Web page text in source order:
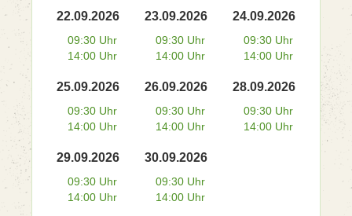
22.09.2026
09:30 Uhr
14:00 Uhr
23.09.2026
09:30 Uhr
14:00 Uhr
24.09.2026
09:30 Uhr
14:00 Uhr
25.09.2026
09:30 Uhr
14:00 Uhr
26.09.2026
09:30 Uhr
14:00 Uhr
28.09.2026
09:30 Uhr
14:00 Uhr
29.09.2026
09:30 Uhr
14:00 Uhr
30.09.2026
09:30 Uhr
14:00 Uhr